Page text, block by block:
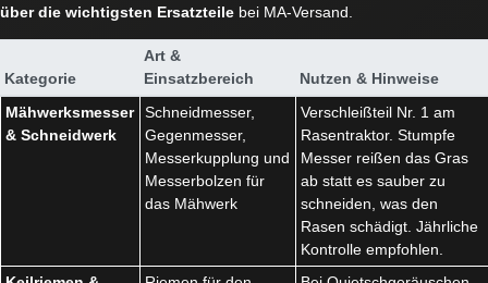
über die wichtigsten Ersatzteile bei MA-Versand.
Kategorie
Art &
Einsatzbereich
Nutzen & Hinweise
Mähwerksmesser
& Schneidwerk
Schneidmesser,
Gegenmesser,
Messerkupplung und
Messerbolzen für
das Mähwerk
Verschleißteil Nr. 1 am
Rasentraktor. Stumpfe
Messer reißen das Gras
ab statt es sauber zu
schneiden, was den
Rasen schädigt. Jährliche
Kontrolle empfohlen.